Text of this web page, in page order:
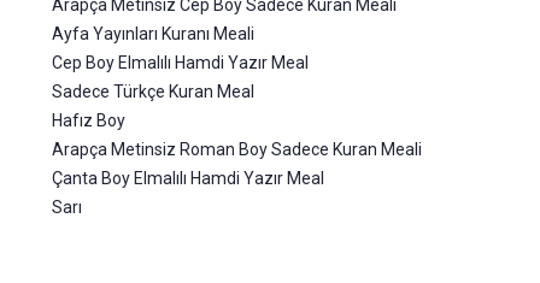
Arapça Metinsiz Cep Boy Sadece Kuran Meali
Ayfa Yayınları Kuranı Meali
Cep Boy Elmalılı Hamdi Yazır Meal
Sadece Türkçe Kuran Meal
Hafız Boy
Arapça Metinsiz Roman Boy Sadece Kuran Meali
Çanta Boy Elmalılı Hamdi Yazır Meal
Sarı